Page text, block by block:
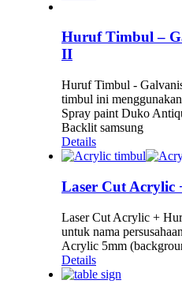
Huruf Timbul –
II
Huruf Timbul -
timbul ini
Spray paint Duko
Backlit samsung
Details
Laser Cut
Laser Cut Acrylic +
untuk nama
Acrylic 5mm
Details